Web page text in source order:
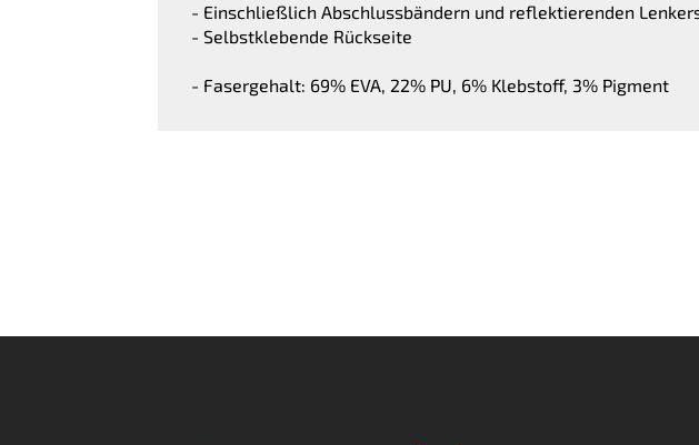
- Einschließlich Abschlussbändern und reflektierenden
- Selbstklebende Rückseite
- Fasergehalt: 69% EVA, 22% PU, 6% Klebstoff, 3% Pigment